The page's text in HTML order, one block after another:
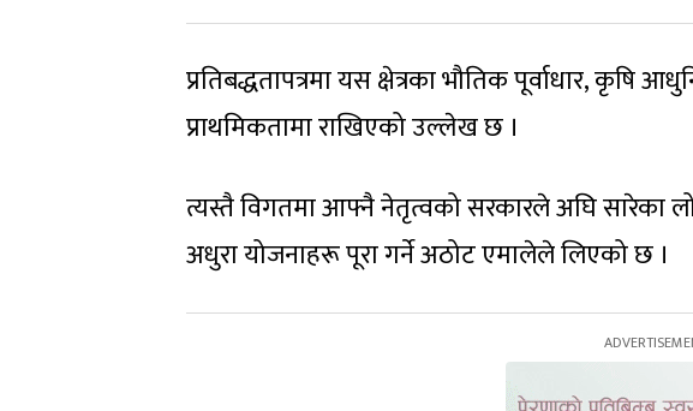
प्रतिबद्धतापत्रमा यस क्षेत्रका भौतिक पूर्वाधार, कृषि
प्राथमिकतामा राखिएको उल्लेख छ ।
त्यस्तै विगतमा आफ्नै नेतृत्वको सरकारले अघि सारेका
अधुरा योजनाहरू पूरा गर्ने अठोट एमालेले लिएको छ ।